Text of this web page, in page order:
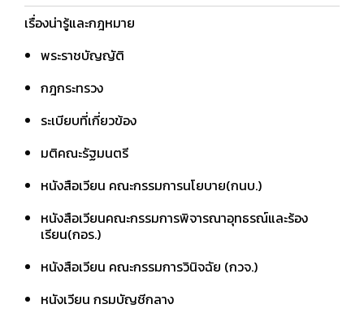
เรื่องน่ารู้และกฎหมาย
พระราชบัญญัติ
กฎกระทรวง
ระเบียบที่เกี่ยวข้อง
มติคณะรัฐมนตรี
หนังสือเวียน คณะกรรมการนโยบาย(กนบ.)
หนังสือเวียนคณะกรรมการพิจารณาอุทธรณ์และร้อง
เรียน(กอร.)
หนังสือเวียน คณะกรรมการวินิจฉัย (กวจ.)
หนังเวียน กรมบัญชีกลาง